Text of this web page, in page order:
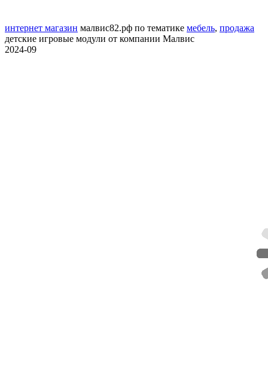
интернет магазин малвис82.рф по тематике мебель, продажа
детские игровые модули от компании Малвис
2024-09